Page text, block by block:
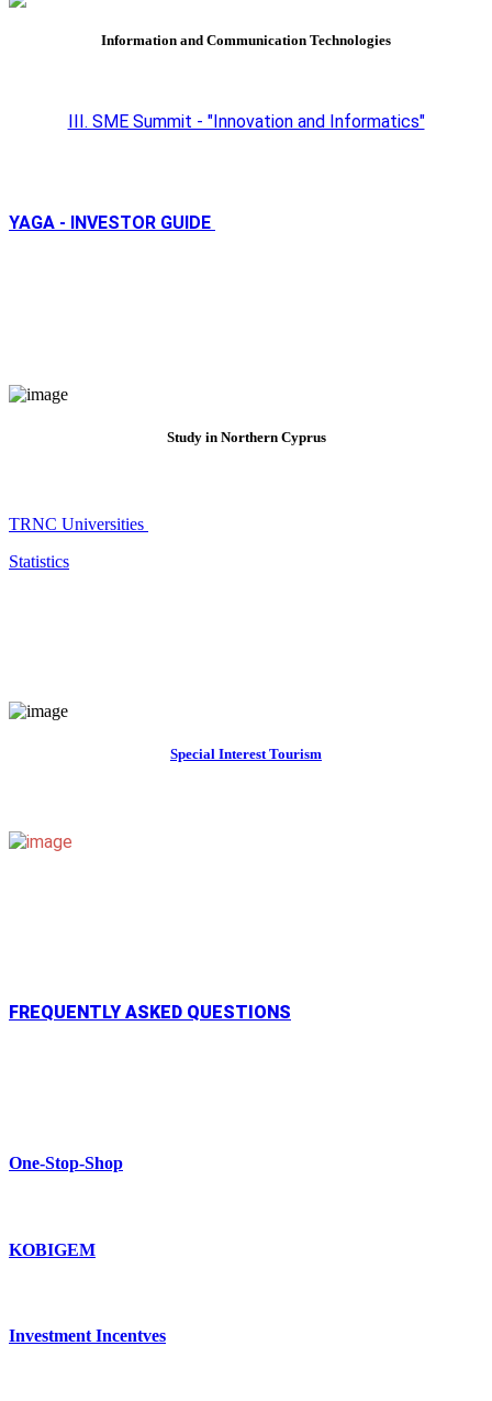
Information and Communication Technologies
III. SME Summit - "Innovation and Informatics"
YAGA - INVESTOR GUIDE
Study in Northern Cyprus
TRNC Universities
Statistics
Special Interest Tourism
FREQUENTLY ASKED QUESTIONS
One-Stop-Shop
KOBIGEM
Investment Incentves